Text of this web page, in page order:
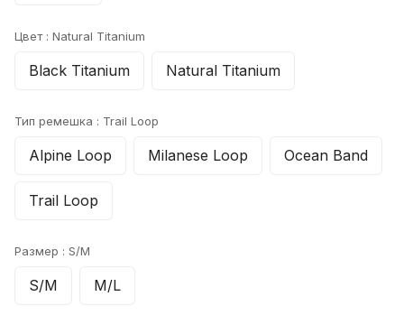
Цвет : Natural Titanium
Black Titanium Natural Titanium
Тип ремешка : Trail Loop
Alpine Loop Milanese Loop Ocean Band
Trail Loop
Размер : S/M
S/M M/L